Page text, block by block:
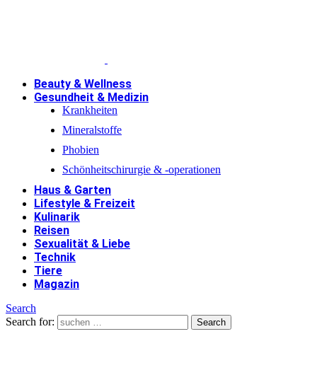
Beauty & Wellness
Gesundheit & Medizin
Krankheiten
Mineralstoffe
Phobien
Schönheitschirurgie & -operationen
Haus & Garten
Lifestyle & Freizeit
Kulinarik
Reisen
Sexualität & Liebe
Technik
Tiere
Magazin
Search
Search for:
Search